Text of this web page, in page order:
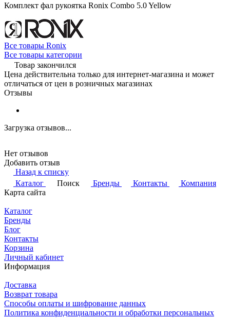
Комплект фал рукоятка Ronix Combo 5.0 Yellow
Все товары Ronix
Все товары категории
Товар закончился
Цена действительна только для интернет-магазина и может
отличаться от цен в розничных магазинах
Отзывы
Загрузка отзывов...
Нет отзывов
Добавить отзыв
Назад к списку
Каталог
Поиск Бренды Контакты
Компания
Карта сайта
Каталог
Бренды
Блог
Контакты
Корзина
Личный кабинет
Информация
Доставка
Возврат товара
Способы оплаты и шифрование данных
Политика конфиденциальности и обработки персональных